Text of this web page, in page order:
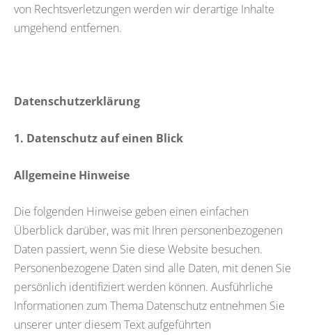
von Rechtsverletzungen werden wir derartige Inhalte
umgehend entfernen.
Datenschutzerklärung
1. Datenschutz auf einen Blick
Allgemeine Hinweise
Die folgenden Hinweise geben einen einfachen
Überblick darüber, was mit Ihren personenbezogenen
Daten passiert, wenn Sie diese Website besuchen.
Personenbezogene Daten sind alle Daten, mit denen Sie
persönlich identifiziert werden können. Ausführliche
Informationen zum Thema Datenschutz entnehmen Sie
unserer unter diesem Text aufgeführten